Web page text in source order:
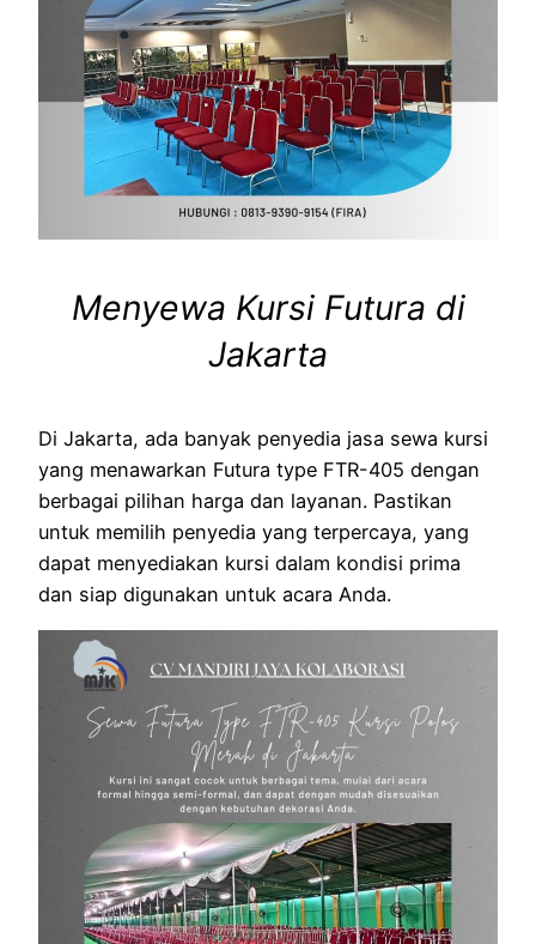
Menyewa Kursi Futura di
Jakarta
Di Jakarta, ada banyak penyedia jasa sewa kursi
yang menawarkan Futura type FTR-405 dengan
berbagai pilihan harga dan layanan. Pastikan
untuk memilih penyedia yang terpercaya, yang
dapat menyediakan kursi dalam kondisi prima
dan siap digunakan untuk acara Anda.